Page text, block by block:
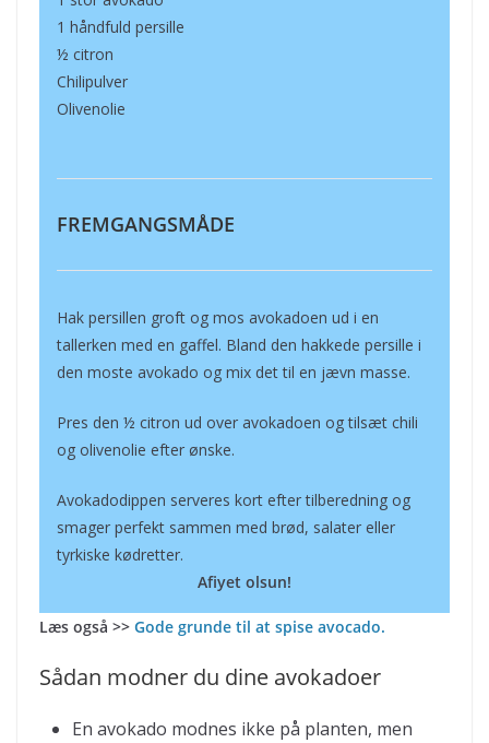
1 håndfuld persille
½ citron
Chilipulver
Olivenolie
FREMGANGSMÅDE
Hak persillen groft og mos avokadoen ud i en
tallerken med en gaffel. Bland den hakkede persille i
den moste avokado og mix det til en jævn masse.
Pres den ½ citron ud over avokadoen og tilsæt chili
og olivenolie efter ønske.
Avokadodippen serveres kort efter tilberedning og
smager perfekt sammen med brød, salater eller
tyrkiske kødretter.
Afiyet olsun!
Læs også >> Gode grunde til at spise avocado.
Sådan modner du dine avokadoer
En avokado modnes ikke på planten, men